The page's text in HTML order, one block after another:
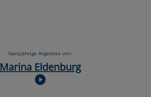
Ganzjährige Angebote von:
Marina Eldenburg